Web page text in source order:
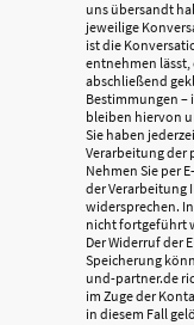
uns übersandt
jeweilige
ist die
entnehmen lässt,
abschließend
Bestimmungen
bleiben hiervon
Sie haben
Verarbeitung der
Nehmen Sie per
der Verarbeitung
widersprechen.
nicht fortgeführt
Der Widerruf der
Speicherung
und-partner.de
im Zuge der
in diesem Fall